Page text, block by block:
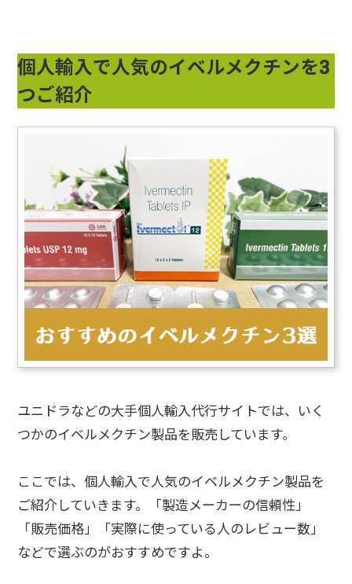
個人輸入で人気のイベルメクチンを3
つご紹介
ユニドラなどの大手個人輸入代行サイトでは、いく
つかのイベルメクチン製品を販売しています。
ここでは、個人輸入で人気のイベルメクチン製品を
ご紹介していきます。
「製造メーカーの信頼性」
「販売価格」「実際に使っている人のレビュー数」
などで選ぶのがおすすめですよ。